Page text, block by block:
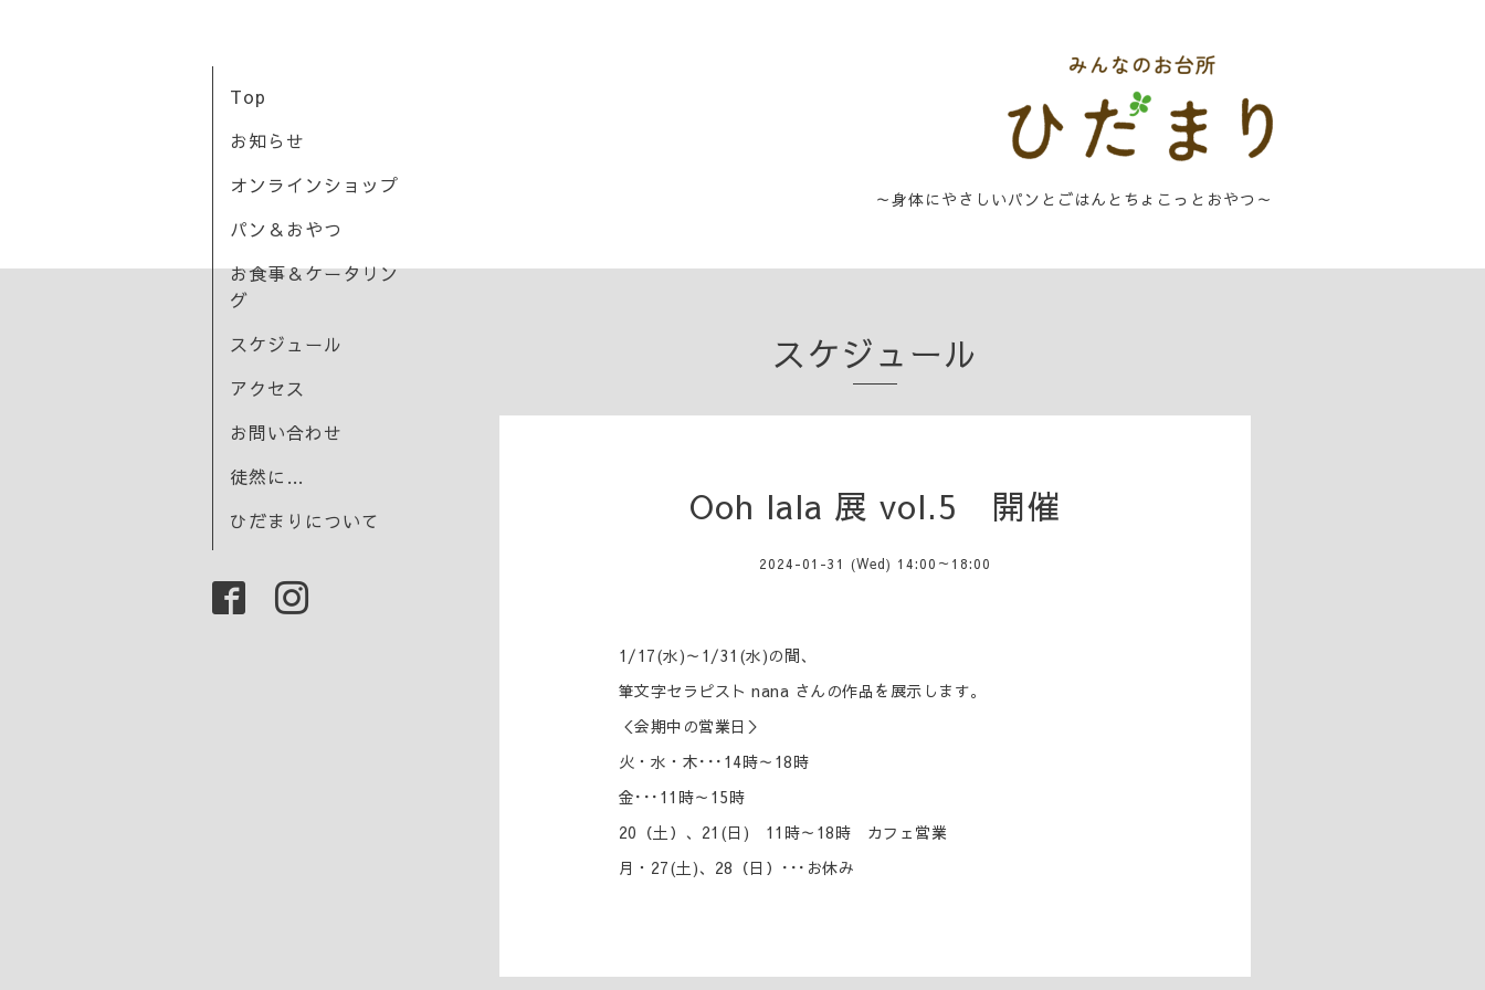
～身体にやさしいパンとごはんとちょこっとおやつ～
Top
お知らせ
オンラインショップ
パン＆おやつ
お食事＆ケータリン
グ
スケジュール
アクセス
お問い合わせ
徒然に…
ひだまりについて
スケジュール
Ooh lala 展 vol.5 開催
2024-01-31 (Wed) 14:00～18:00
1/17(水)～1/31(水)の間、
筆文字セラピスト nana さんの作品を展示します。
＜会期中の営業日＞
火・水・木･･･14時～18時
金･･･11時～15時
20（土）、21(日) 11時～18時 カフェ営業
月・27(土)、28（日）･･･お休み